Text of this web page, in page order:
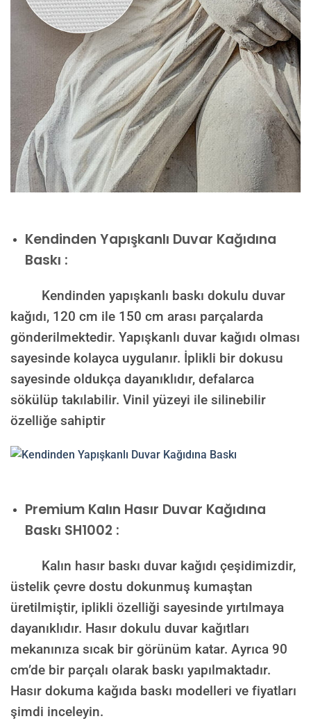
Kendinden Yapışkanlı Duvar Kağıdına
Baskı :
Kendinden yapışkanlı baskı dokulu duvar
kağıdı, 120 cm ile 150 cm arası parçalarda
gönderilmektedir. Yapışkanlı duvar kağıdı olması
sayesinde kolayca uygulanır. İplikli bir dokusu
sayesinde oldukça dayanıklıdır, defalarca
sökülüp takılabilir. Vinil yüzeyi ile silinebilir
özelliğe sahiptir
Premium Kalın Hasır Duvar Kağıdına
Baskı SH1002 :
Kalın hasır baskı duvar kağıdı çeşidimizdir,
üstelik çevre dostu dokunmuş kumaştan
üretilmiştir, iplikli özelliği sayesinde yırtılmaya
dayanıklıdır. Hasır dokulu duvar kağıtları
mekanınıza sıcak bir görünüm katar. Ayrıca 90
cm’de bir parçalı olarak baskı yapılmaktadır.
Hasır dokuma kağıda baskı modelleri ve fiyatları
şimdi inceleyin.